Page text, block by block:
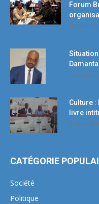
Forum
19 avril
11 octobre
Culture
livre
5 mars
CATÉGORIE
Société
Politique